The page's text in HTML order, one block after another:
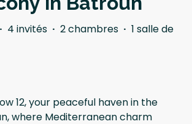
· 4 invités · 2 chambres · 1 salle de
12, your peaceful haven in the
where Mediterranean charm